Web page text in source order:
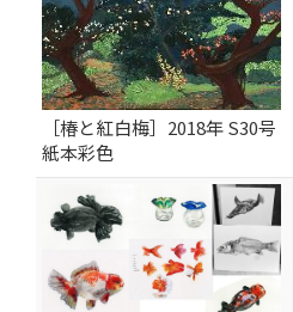
［椿と紅白梅］2018年 S30号
紙本彩色